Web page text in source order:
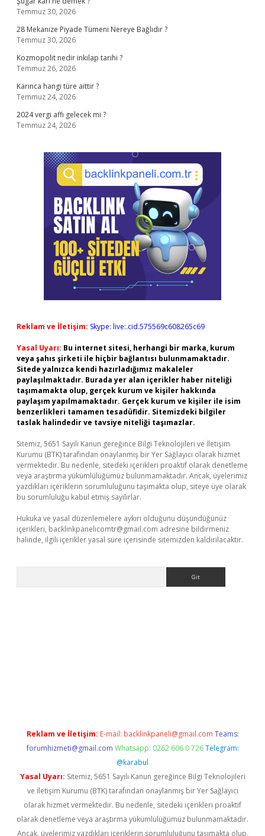
Temmuz 30, 2026
28 Mekanize Piyade Tümeni Nereye Bağlıdır ?
Temmuz 30, 2026
Kozmopolit nedir inkılap tarihi ?
Temmuz 26, 2026
Karınca hangi türe aittir ?
Temmuz 24, 2026
2024 vergi affı gelecek mi ?
Temmuz 24, 2026
Reklam ve İletişim: Skype: live:.cid.575569c608265c69
Yasal Uyarı: Bu internet sitesi, herhangi bir marka, kurum
veya şahıs şirketi ile hiçbir bağlantısı bulunmamaktadır.
Sitede yalnızca kendi hazırladığımız makaleler
paylaşılmaktadır. Burada yer alan içerikler haber niteliği
taşımamakta olup, gerçek kurum ve kişiler hakkında
paylaşım yapılmamaktadır. Gerçek kurum ve kişiler ile isim
benzerlikleri tamamen tesadüfidir. Sitemizdeki bilgiler
taslak halindedir ve tavsiye niteliği taşımazlar.
Sitemiz, 5651 Sayılı Kanun gereğince Bilgi Teknolojileri ve İletişim
Kurumu (BTK) tarafından onaylanmış bir Yer Sağlayıcı olarak hizmet
vermektedir. Bu nedenle, sitedeki içerikleri proaktif olarak denetleme
veya araştırma yükümlülüğümüz bulunmamaktadır. Ancak, üyelerimiz
yazdıkları içeriklerin sorumluluğunu taşımakta olup, siteye üye olarak
bu sorumluluğu kabul etmiş sayılırlar.
Hukuka ve yasal düzenlemelere aykırı olduğunu düşündüğünüz
içerikleri, backlinkpanelicomtr@gmail.com adresine bildirmeniz
halinde, ilgili içerikler yasal süre içerisinde sitemizden kaldırılacaktır.
Reklam ve İletişim: E-mail: backlinkpaneli@gmail.com Teams:
forumhizmeti@gmail.com Whatsapp: 0262 606 0 726 Telegram:
@karabul
Yasal Uyarı: Sitemiz, 5651 Sayılı Kanun gereğince Bilgi Teknolojileri
ve İletişim Kurumu (BTK) tarafından onaylanmış bir Yer Sağlayıcı
olarak hizmet vermektedir. Bu nedenle, sitedeki içerikleri proaktif
olarak denetleme veya araştırma yükümlülüğümüz bulunmamaktadır.
Ancak, üyelerimiz yazdıkları içeriklerin sorumluluğunu taşımakta olup,